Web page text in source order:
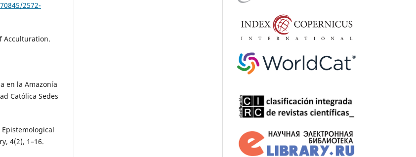
2572-
Acculturation.
en la Amazonía
Católica Sedes
Epistemological
4(2), 1–16.